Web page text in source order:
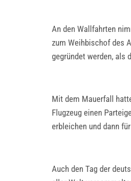
An den Wallfahrten
zum Weihbischof des
gegründet werden, als
Mit dem Mauerfall
Flugzeug einen
erbleichen und dann
Auch den Tag der